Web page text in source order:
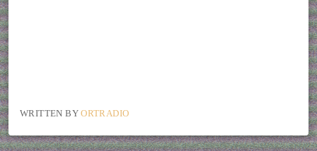
WRITTEN BYORTRADIO